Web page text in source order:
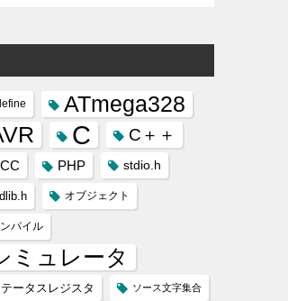
ATmega328
C C＋＋
PHP stdio.h
オブジェクト
パイル
ミュレータ
ータスレジスタ ソース文字集合